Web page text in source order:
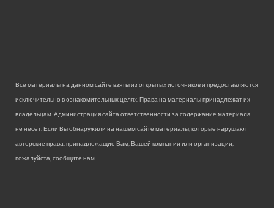
Все материалы на данном сайте взяты из открытых источников и предоставляются
исключительно в ознакомительных целях. Права на материалы принадлежат их
владельцам. Администрация сайта ответственности за содержание материала
не несет. Если Вы обнаружили на нашем сайте материалы, которые нарушают
авторские права, принадлежащие Вам, Вашей компании или организации,
пожалуйста, сообщите нам.